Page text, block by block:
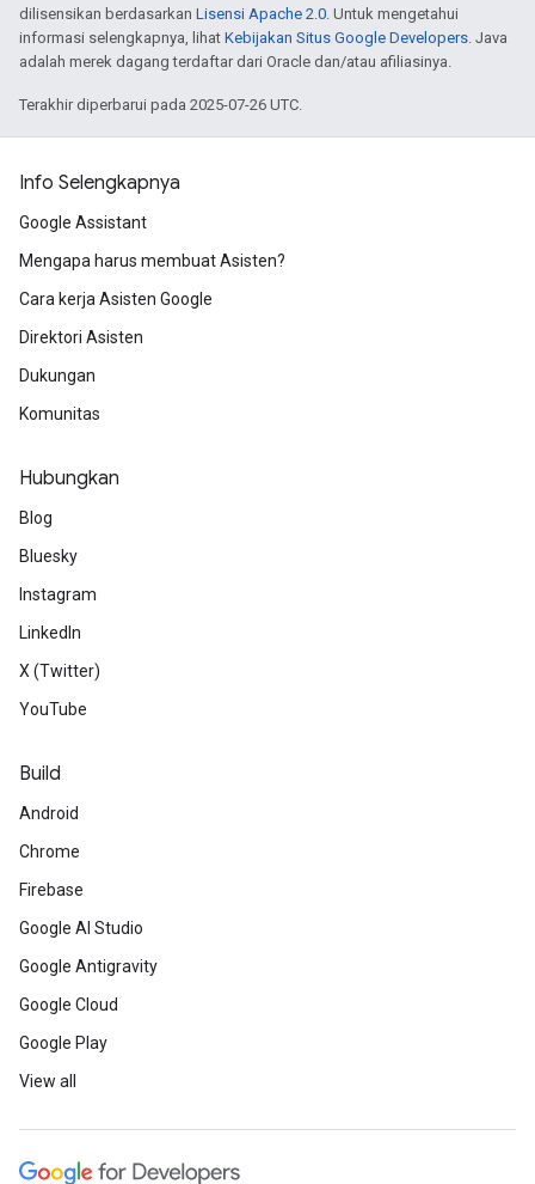
dilisensikan berdasarkan Lisensi Apache 2.0. Untuk mengetahui
informasi selengkapnya, lihat Kebijakan Situs Google Developers. Java
adalah merek dagang terdaftar dari Oracle dan/atau afiliasinya.
Terakhir diperbarui pada 2025-07-26 UTC.
Info Selengkapnya
Google Assistant
Mengapa harus membuat Asisten?
Cara kerja Asisten Google
Direktori Asisten
Dukungan
Komunitas
Hubungkan
Blog
Bluesky
Instagram
LinkedIn
X (Twitter)
YouTube
Build
Android
Chrome
Firebase
Google AI Studio
Google Antigravity
Google Cloud
Google Play
View all